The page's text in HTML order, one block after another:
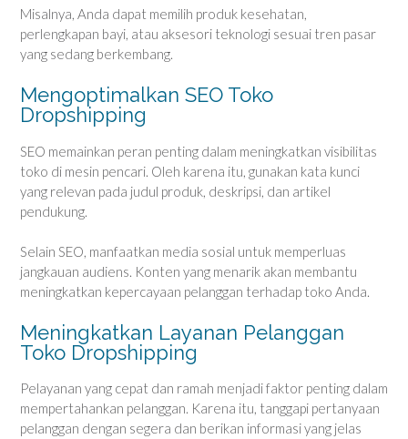
Misalnya, Anda dapat memilih produk kesehatan,
perlengkapan bayi, atau aksesori teknologi sesuai tren pasar
yang sedang berkembang.
Mengoptimalkan SEO Toko
Dropshipping
SEO memainkan peran penting dalam meningkatkan visibilitas
toko di mesin pencari. Oleh karena itu, gunakan kata kunci
yang relevan pada judul produk, deskripsi, dan artikel
pendukung.
Selain SEO, manfaatkan media sosial untuk memperluas
jangkauan audiens. Konten yang menarik akan membantu
meningkatkan kepercayaan pelanggan terhadap toko Anda.
Meningkatkan Layanan Pelanggan
Toko Dropshipping
Pelayanan yang cepat dan ramah menjadi faktor penting dalam
mempertahankan pelanggan. Karena itu, tanggapi pertanyaan
pelanggan dengan segera dan berikan informasi yang jelas